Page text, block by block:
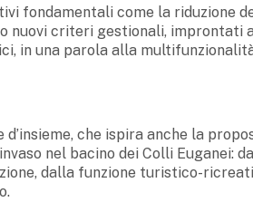
fondamentali come la riduzione
nuovi criteri gestionali,
in una parola alla
d’insieme, che ispira anche la
nel bacino dei Colli Euganei:
dalla funzione turistico-